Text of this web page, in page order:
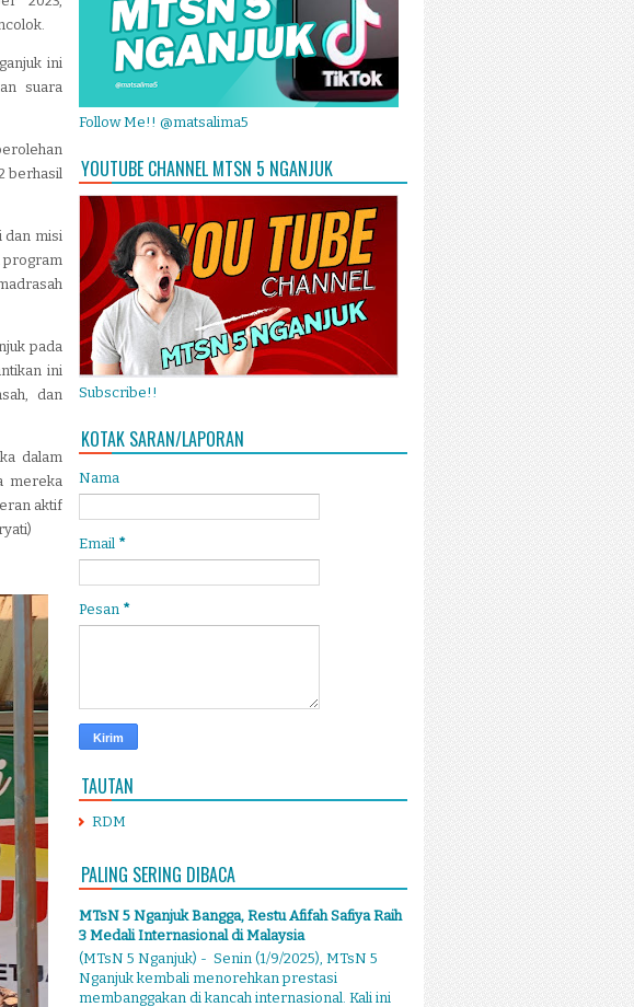
ini
suara
berhasil
dan misi
program
pada
ini
dan
dalam
mereka
aktif
Follow Me!! @matsalima5
YOUTUBE CHANNEL MTSN 5 NGANJUK
Subscribe!!
KOTAK SARAN/LAPORAN
Nama
Email *
Pesan *
TAUTAN
RDM
PALING SERING DIBACA
MTsN 5 Nganjuk Bangga, Restu Afifah Safiya Raih
3 Medali Internasional di Malaysia
(MTsN 5 Nganjuk) - Senin (1/9/2025), MTsN 5
Nganjuk kembali menorehkan prestasi
membanggakan di kancah internasional. Kali ini